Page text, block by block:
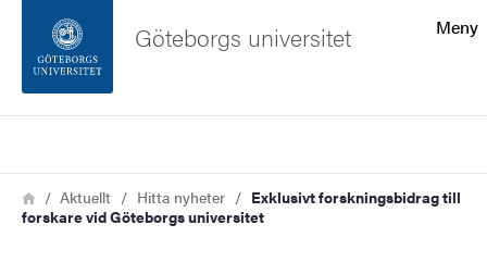
Sidfoten
Om webbplatsen
Meny
Göteborgs universitet
Länkstig
HemAktuellt Hitta nyheter
Exklusivt forskningsbidrag till
forskare vid Göteborgs universitet